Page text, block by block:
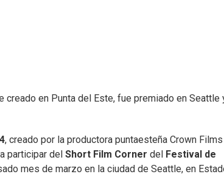
creado en Punta del Este, fue premiado en Seattle
, creado por la productora puntaesteña Crown Films
participar del Short Film Corner del
Festival de
mes de marzo en la ciudad de Seattle, en